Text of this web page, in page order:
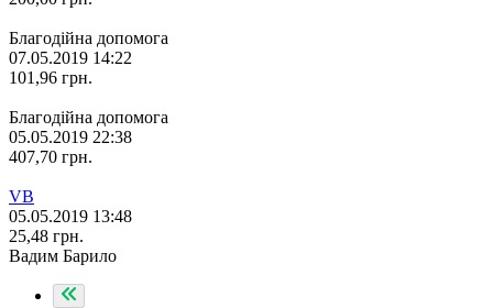
Благодійна допомога
07.05.2019 14:22
101,96 грн.
Благодійна допомога
05.05.2019 22:38
407,70 грн.
VB
05.05.2019 13:48
25,48 грн.
Вадим Барило